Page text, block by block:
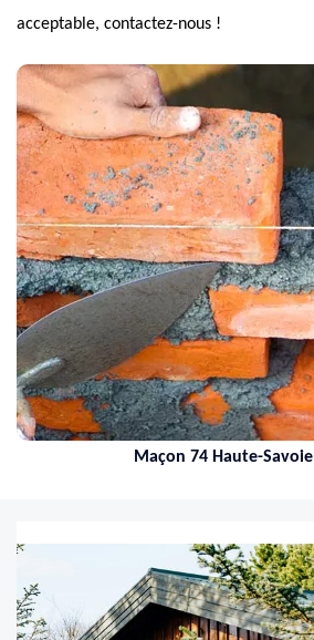
acceptable, contactez-nous !
Maçon 74 Haute-Savoie